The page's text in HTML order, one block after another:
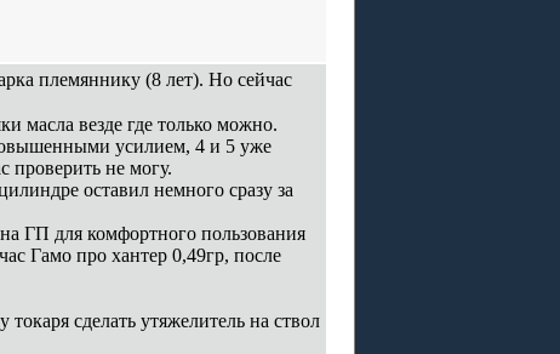
племяннику (8 лет). Но сейчас
масла везде где только можно.
усилием, 4 и 5 уже
проверить не могу.
оставил немного сразу за
ГП для комфортного пользования
Гамо про хантер 0,49гр, после
сделать утяжелитель на ствол